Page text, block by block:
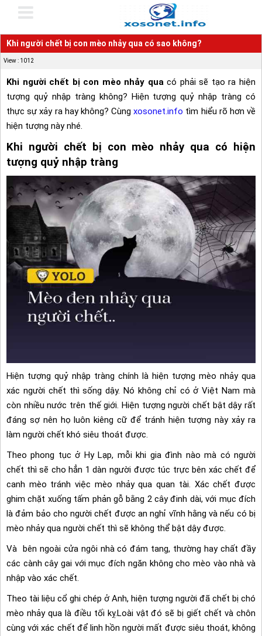
Khi người chết bị con mèo nhảy qua có sao không?
View : 1012
Khi người chết bị con mèo nhảy quacó phải sẽ tạo ra hiện
tượng quỷ nhập tràng không? Hiện tượng quỷ nhập tràng có
thực sự xảy ra hay không? Cùngxosonet.info tìm hiểu rõ hơn về
hiện tượng này nhé.
Khi người chết bị con mèo nhảy qua có hiện
tượng quỷ nhập tràng
Hiện tượng quỷ nhập tràng chính là hiện tượng mèo nhảy qua
xác người chết thì sống dậy. Nó không chỉ có ở Việt Nam mà
còn nhiều nước trên thế giới. Hiện tượng người chết bật dậy rất
đáng sợ nên họ luôn kiêng cữ để tránh hiện tượng này xảy ra
làm người chết khó siêu thoát được.
Theo phong tục ở Hy Lạp, mỗi khi gia đình nào mà có người
chết thì sẽ cho hẳn 1 dàn người được túc trực bên xác chết để
canh mèo tránh việc mèo nhảy qua quan tài. Xác chết được
ghim chặt xuống tấm phản gỗ bằng 2 cây đinh dài, với mục đích
là đảm bảo cho người chết được an nghỉ vĩnh hằng và nếu có bị
mèo nhảy qua người chết thì sẽ không thể bật dậy được.
Và bên ngoài cửa ngôi nhà có đám tang, thường hay chất đầy
các cành cây gai với mục đích ngăn không cho mèo vào nhà và
nhập vào xác chết.
Theo tài liệu cổ ghi chép ở Anh, hiện tượng người đã chết bị chó
mèo nhảy qua là điều tối kỵ.Loài vật đó sẽ bị giết chết và chôn
cùng với xác chết để linh hồn người mất được siêu thoát, không